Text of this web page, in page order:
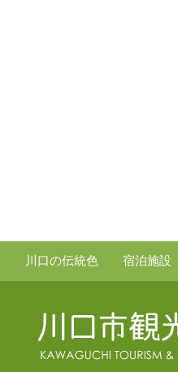
川口の伝統色 宿泊施設